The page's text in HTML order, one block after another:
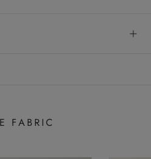
FABRIC